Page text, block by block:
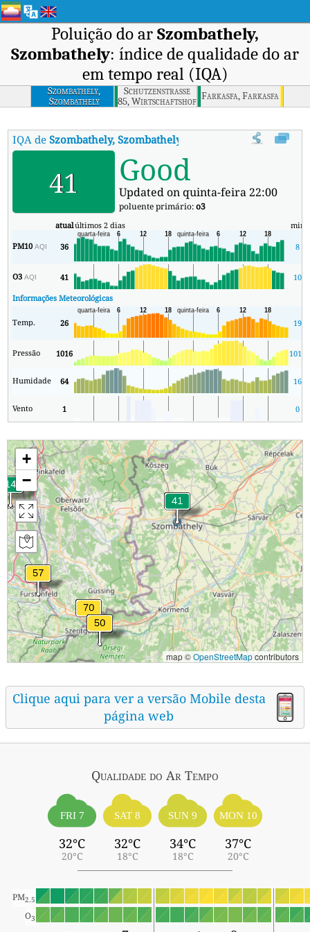
Poluição do ar Szombathely,
Szombathely: índice de qualidade do ar
em tempo real (IQA)
Szombathely,
Szombathely
Schutzenstrasse
85, Wirtschaftshof
Der Gemeinde
Farkasfa, Farkasfa
IQA deSzombathely, Szombathely Índice de Qualidade do Ar
41 Good
Updated on quinta-feira 22:00
poluente primário:o3
atualúltimos 2 dias min
PM10AQI 36 8
O3AQI 41
10
Informações Meteorológicas
Temp. 26 19
Pressão 1016 1013
Humidade 64 16
Vento 1 0
+
−
map ©OpenStreetMapcontributors
Clique aqui para ver a versão Mobile desta
página web
Qualidade do Ar Tempo
FRI 7
32°C
20°C
SAT 8
32°C
18°C
SUN 9
34°C
18°C
MON 10
37°C
20°C
PM2.5
O3